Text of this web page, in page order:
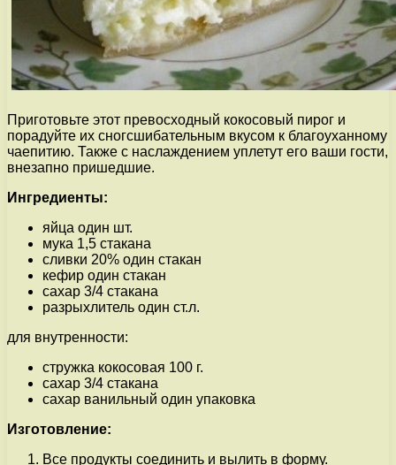
Приготовьте этот превосходный кокосовый пирог и
порадуйте их сногсшибательным вкусом к благоуханному
чаепитию. Также с наслаждением уплетут его ваши гости,
внезапно пришедшие.
Ингредиенты:
яйца один шт.
мука 1,5 стакана
сливки 20% один стакан
кефир один стакан
сахар 3/4 стакана
разрыхлитель один ст.л.
для внутренности:
стружка кокосовая 100 г.
сахар 3/4 стакана
сахар ванильный один упаковка
Изготовление:
Все продукты соединить и вылить в форму.